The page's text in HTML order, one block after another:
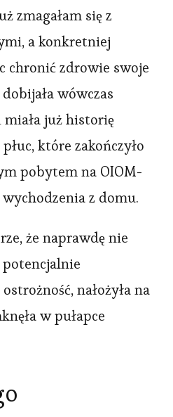
zmagałam się z
a konkretniej
chronić zdrowie swoje
wówczas
już historię
które zakończyło
pobytem na OIOM-
wychodzenia z domu.
że naprawdę nie
potencjalnie
nałożyła na
w pułapce